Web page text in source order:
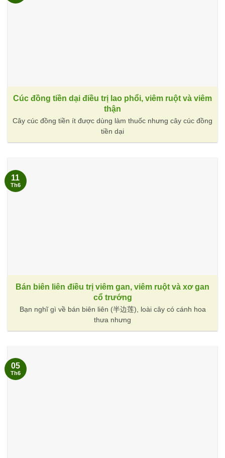
Cúc đồng tiền dại điều trị lao phổi, viêm ruột và viêm
thận
Cây cúc đồng tiền ít được dùng làm thuốc nhưng cây cúc đồng
tiền dại
Bán biên liên điều trị viêm gan, viêm ruột và xơ gan
cổ trướng
Bạn nghĩ gì về bán biên liên (半边莲), loài cây có cánh hoa
thưa nhưng
11
Th6
05
Th6